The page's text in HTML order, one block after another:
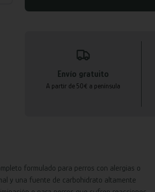
Envío gratuito
A partir de 50€ a península
formulado para perros con alergias o
y una fuente de carbohidrato altamente